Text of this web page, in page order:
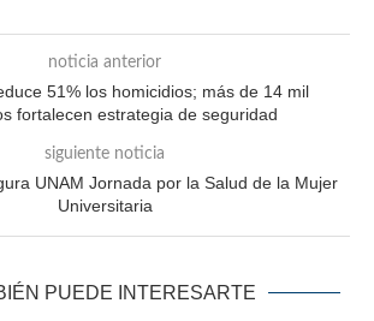
noticia anterior
51% los homicidios; más de 14 mil
fortalecen estrategia de seguridad
siguiente noticia
UNAM Jornada por la Salud de la Mujer
Universitaria
PUEDE INTERESARTE